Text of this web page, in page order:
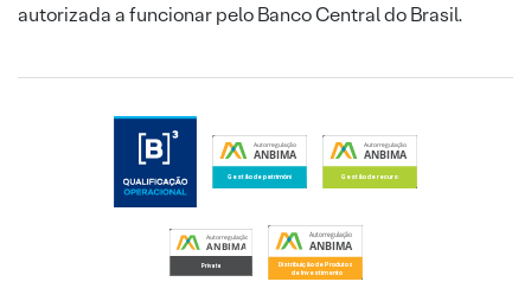
autorizada a funcionar pelo Banco Central do Brasil.